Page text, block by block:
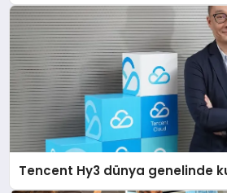
Tencent Hy3 dünya genelinde